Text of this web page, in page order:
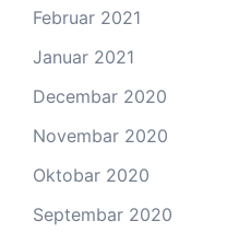
Februar 2021
Januar 2021
Decembar 2020
Novembar 2020
Oktobar 2020
Septembar 2020